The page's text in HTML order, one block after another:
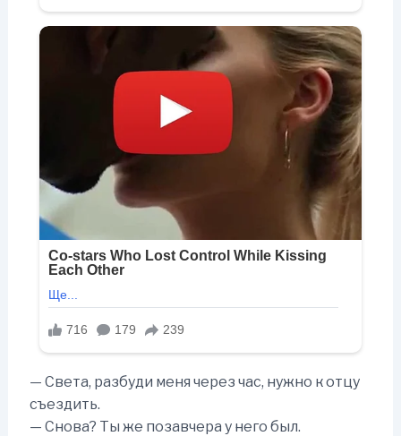
— Света, разбуди меня через час, нужно к отцу
съездить.
— Снова? Ты же позавчера у него был.